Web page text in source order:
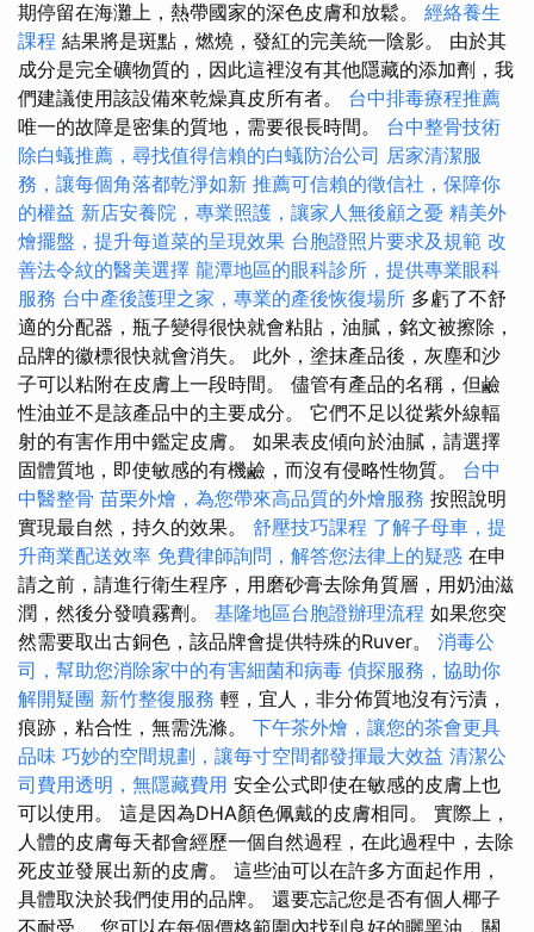
期停留在海灘上，熱帶國家的深色皮膚和放鬆。 經絡養生
課程 結果將是斑點，燃燒，發紅的完美統一陰影。 由於其
成分是完全礦物質的，因此這裡沒有其他隱藏的添加劑，我
們建議使用該設備來乾燥真皮所有者。 台中排毒療程推薦
唯一的故障是密集的質地，需要很長時間。 台中整骨技術
除白蟻推薦，尋找值得信賴的白蟻防治公司 居家清潔服
務，讓每個角落都乾淨如新 推薦可信賴的徵信社，保障你
的權益 新店安養院，專業照護，讓家人無後顧之憂 精美外
燴擺盤，提升每道菜的呈現效果 台胞證照片要求及規範 改
善法令紋的醫美選擇 龍潭地區的眼科診所，提供專業眼科
服務 台中產後護理之家，專業的產後恢復場所 多虧了不舒
適的分配器，瓶子變得很快就會粘貼，油膩，銘文被擦除，
品牌的徽標很快就會消失。 此外，塗抹產品後，灰塵和沙
子可以粘附在皮膚上一段時間。 儘管有產品的名稱，但鹼
性油並不是該產品中的主要成分。 它們不足以從紫外線輻
射的有害作用中鑑定皮膚。 如果表皮傾向於油膩，請選擇
固體質地，即使敏感的有機鹼，而沒有侵略性物質。 台中
中醫整骨 苗栗外燴，為您帶來高品質的外燴服務 按照說明
實現最自然，持久的效果。 舒壓技巧課程 了解子母車，提
升商業配送效率 免費律師詢問，解答您法律上的疑惑 在申
請之前，請進行衛生程序，用磨砂膏去除角質層，用奶油滋
潤，然後分發噴霧劑。 基隆地區台胞證辦理流程 如果您突
然需要取出古銅色，該品牌會提供特殊的Ruver。 消毒公
司，幫助您消除家中的有害細菌和病毒 偵探服務，協助你
解開疑團 新竹整復服務 輕，宜人，非分佈質地沒有污漬，
痕跡，粘合性，無需洗滌。 下午茶外燴，讓您的茶會更具
品味 巧妙的空間規劃，讓每寸空間都發揮最大效益 清潔公
司費用透明，無隱藏費用 安全公式即使在敏感的皮膚上也
可以使用。 這是因為DHA顏色佩戴的皮膚相同。 實際上，
人體的皮膚每天都會經歷一個自然過程，在此過程中，去除
死皮並發展出新的皮膚。 這些油可以在許多方面起作用，
具體取決於我們使用的品牌。 還要忘記您是否有個人椰子
不耐受。 您可以在每個價格範圍內找到良好的曬黑油，關